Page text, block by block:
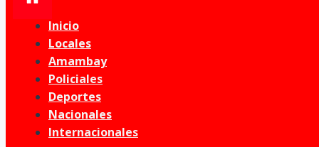
Inicio
Locales
Amambay
Policiales
Deportes
Nacionales
Internacionales